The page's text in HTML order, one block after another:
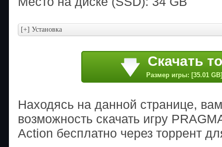
Скачать
Размер игры: [35.01 GB]
Находясь на данной странице,
возможность скачать игру
Action бесплатно через торрент